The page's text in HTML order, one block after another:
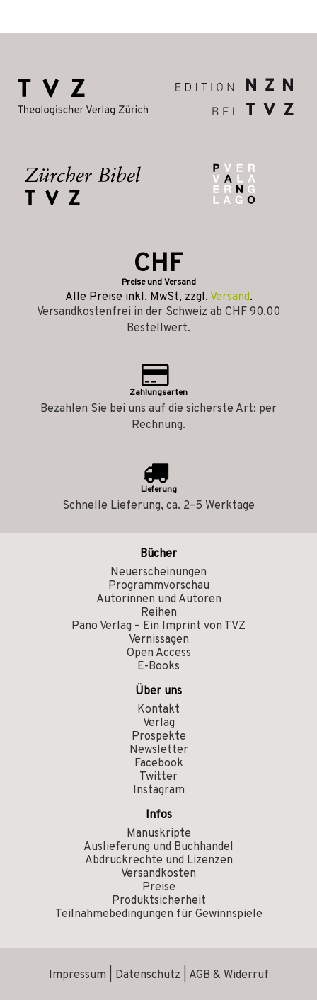
CHF
Preise und Versand
Alle Preise inkl. MwSt, zzgl. Versand.
Versandkostenfrei in der Schweiz ab CHF 90.00
Bestellwert.
Zahlungsarten
Bezahlen Sie bei uns auf die sicherste Art: per
Rechnung.
Lieferung
Schnelle Lieferung, ca. 2–5 Werktage
Bücher
Neuerscheinungen
Programmvorschau
Autorinnen und Autoren
Reihen
Pano Verlag – Ein Imprint von TVZ
Vernissagen
Open Access
E-Books
Über uns
Kontakt
Verlag
Prospekte
Newsletter
Facebook
Twitter
Instagram
Infos
Manuskripte
Auslieferung und Buchhandel
Abdruckrechte und Lizenzen
Versandkosten
Preise
Produktsicherheit
Teilnahmebedingungen für Gewinnspiele
Impressum Datenschutz AGB & Widerruf